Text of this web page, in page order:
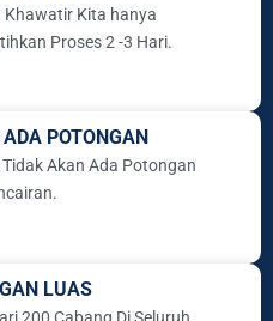
Khawatir Kita hanya
Proses 2 -3 Hari.
POTONGAN
Akan Ada Potongan
LUAS
200 Cabang Di Seluruh